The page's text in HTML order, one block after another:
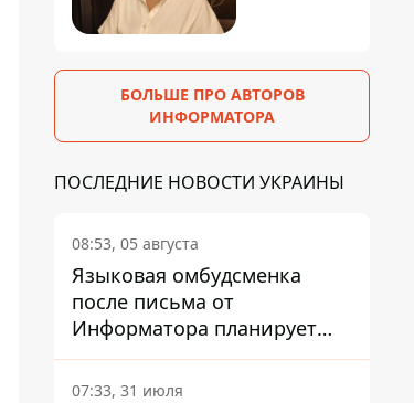
БОЛЬШЕ ПРО АВТОРОВ
ИНФОРМАТОРА
ПОСЛЕДНИЕ НОВОСТИ УКРАИНЫ
08:53, 05 августа
Языковая омбудсменка
после письма от
Информатора планирует
наказать компанию-
подрядчика ПриватБанка
07:33, 31 июля